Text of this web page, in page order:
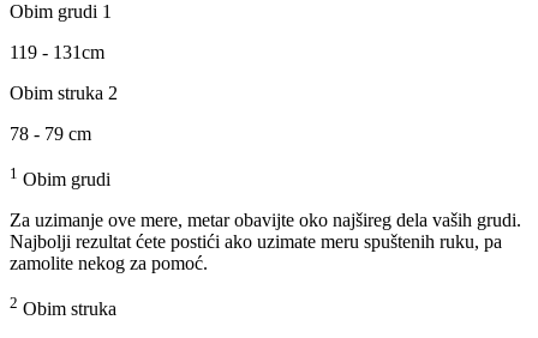
Obim grudi 1
119 - 131cm
Obim struka 2
78 - 79 cm
1 Obim grudi
Za uzimanje ove mere, metar obavijte oko najšireg dela vaših grudi.
Najbolji rezultat ćete postići ako uzimate meru spuštenih ruku, pa
zamolite nekog za pomoć.
2 Obim struka